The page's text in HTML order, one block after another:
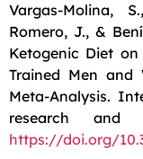
Vargas-Molina,
Romero, J., &
Ketogenic Diet
Trained Men and
Meta-Analysis.
research and
https://doi.org/